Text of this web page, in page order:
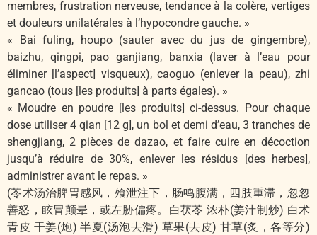
membres, frustration nerveuse, tendance à la colère, vertiges
et douleurs unilatérales à l’hypocondre gauche. »
« Bai fuling, houpo (sauter avec du jus de gingembre),
baizhu, qingpi, pao ganjiang, banxia (laver à l’eau pour
éliminer [l’aspect] visqueux), caoguo (enlever la peau), zhi
gancao (tous [les produits] à parts égales). »
« Moudre en poudre [les produits] ci-dessus. Pour chaque
dose utiliser 4 qian [12 g], un bol et demi d’eau, 3 tranches de
shengjiang, 2 pièces de dazao, et faire cuire en décoction
jusqu’à réduire de 30%, enlever les résidus [des herbes],
administrer avant le repas. »
(苓术汤治脾胃感风，飧泄注下，肠鸣腹满，四肢重滞，忽忽
善怒，眩冒颠晕，或左胁偏疼。白茯苓 浓朴(姜汁制炒) 白术
青皮 干姜(炮) 半夏(汤泡去滑) 草果(去皮) 甘草(炙，各等分)